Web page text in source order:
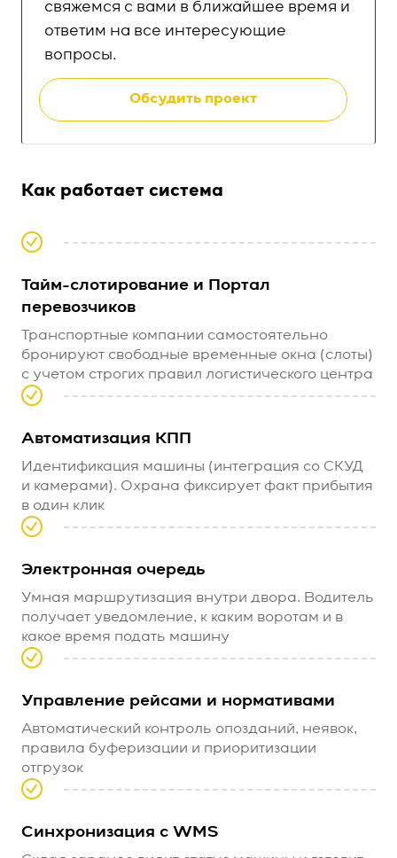
свяжемся с вами в ближайшее время и
ответим на все интересующие
вопросы.
Обсудить проект
Как работает система
Тайм-слотирование и Портал
перевозчиков
Транспортные компании самостоятельно
бронируют свободные временные окна (слоты)
с учетом строгих правил логистического центра
Автоматизация КПП
Идентификация машины (интеграция со СКУД
и камерами). Охрана фиксирует факт прибытия
в один клик
Электронная очередь
Умная маршрутизация внутри двора. Водитель
получает уведомление, к каким воротам и в
какое время подать машину
Управление рейсами и нормативами
Автоматический контроль опозданий, неявок,
правила буферизации и приоритизации
отгрузок
Синхронизация с WMS